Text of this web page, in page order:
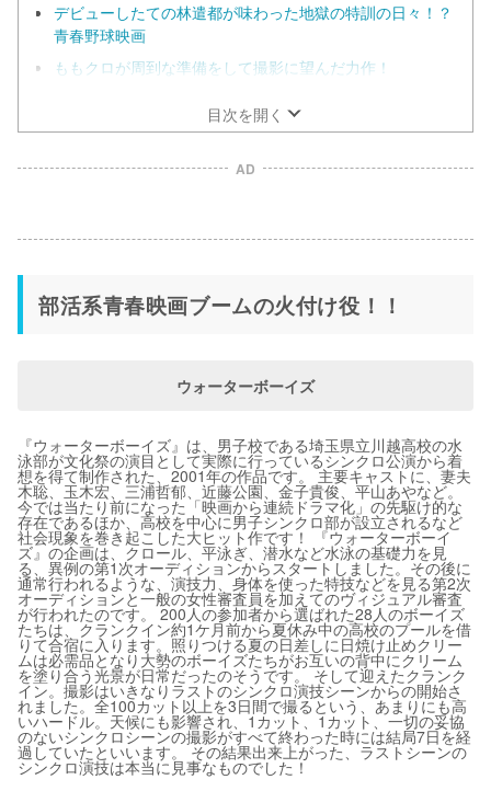
デビューしたての林遣都が味わった地獄の特訓の日々！？
青春野球映画
ももクロが周到な準備をして撮影に望んだ力作！
目次を開く
AD
部活系青春映画ブームの火付け役！！
ウォーターボーイズ
『ウォーターボーイズ』は、男子校である埼玉県立川越高校の水
泳部が文化祭の演目として実際に行っているシンクロ公演から着
想を得て制作された、2001年の作品です。 主要キャストに、妻夫
木聡、玉木宏、三浦哲郁、近藤公園、金子貴俊、平山あやなど。
今では当たり前になった「映画から連続ドラマ化」の先駆け的な
存在であるほか、高校を中心に男子シンクロ部が設立されるなど
社会現象を巻き起こした大ヒット作です！ 『ウォーターボーイ
ズ』の企画は、クロール、平泳ぎ、潜水など水泳の基礎力を見
る、異例の第1次オーディションからスタートしました。その後に
通常行われるような、演技力、身体を使った特技などを見る第2次
オーディションと一般の女性審査員を加えてのヴィジュアル審査
が行われたのです。 200人の参加者から選ばれた28人のボーイズ
たちは、クランクイン約1ケ月前から夏休み中の高校のプールを借
りて合宿に入ります。照りつける夏の日差しに日焼け止めクリー
ムは必需品となり大勢のボーイズたちがお互いの背中にクリーム
を塗り合う光景が日常だったのそうです。 そして迎えたクランク
イン。撮影はいきなりラストのシンクロ演技シーンからの開始さ
れました。全100カット以上を3日間で撮るという、あまりにも高
いハードル。天候にも影響され、1カット、1カット、一切の妥協
のないシンクロシーンの撮影がすべて終わった時には結局7日を経
過していたといいます。 その結果出来上がった、ラストシーンの
シンクロ演技は本当に見事なものでした！